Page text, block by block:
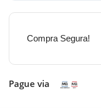
Compra Segura!
Pague via